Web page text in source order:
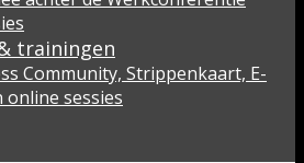
trainingen
Community, Strippenkaart, E-
online sessies